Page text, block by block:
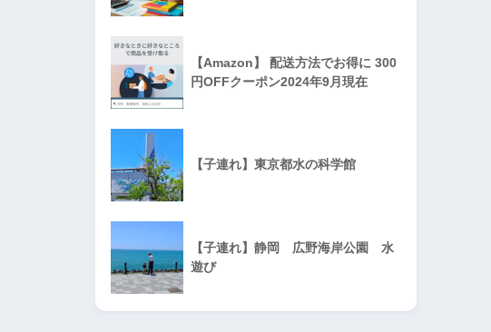
【Amazon】 配送方法でお得に 300
円OFFクーポン2024年9月現在
【子連れ】東京都水の科学館
【子連れ】静岡 広野海岸公園 水
遊び